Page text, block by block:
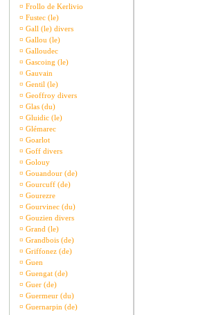
¤ Frollo de Kerlivio
¤ Fustec (le)
¤ Gall (le) divers
¤ Gallou (le)
¤ Galloudec
¤ Gascoing (le)
¤ Gauvain
¤ Gentil (le)
¤ Geoffroy divers
¤ Glas (du)
¤ Gluidic (le)
¤ Glémarec
¤ Goarlot
¤ Goff divers
¤ Golouy
¤ Gouandour (de)
¤ Gourcuff (de)
¤ Gourezre
¤ Gourvinec (du)
¤ Gouzien divers
¤ Grand (le)
¤ Grandbois (de)
¤ Griffonez (de)
¤ Guen
¤ Guengat (de)
¤ Guer (de)
¤ Guermeur (du)
¤ Guernarpin (de)